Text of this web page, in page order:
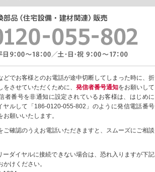
どでお客様とのお電話が途中切断してしまった時に、折
をさせていただくために、 発信者番号通知をお願いして
者番号を非通知に設定されているお客様は、はじめに
ヤルして「186-0120-055-802」のように発信電話番号
お願いいたします。
ご確認のうえお電話いただきますと、スムーズにご相談
ダイヤルに接続できない場合は、恐れ入りますが下記
けください。